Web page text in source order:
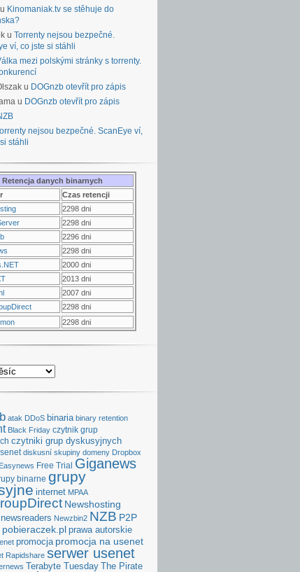
Kinomaniak.tv se stěhuje do
u Torrenty nejsou bezpečné.
ví, co jste si stáhli
mezi polskými stránky s torrenty.
u DOGnzb otevřít pro zápis
u DOGnzb otevřít pro zápis
nejsou bezpečné. ScanEye ví,
stáhli
Retencja danych binarnych
Czas retencji
2298 dni
2298 dni
2296 dni
2298 dni
2000 dni
2013 dni
2007 dni
2298 dni
2298 dni
atak DDoS binaria binary retention
Black Friday czytnik grup
czytniki grup dyskusyjnych
diskusní skupiny domeny Dropbox
Easynews Free Trial Giganews
binarne grupy
internet MPAA
Newshosting
newsreaders Newzbin2 NZB P2P
pobieraczek.pl prawa autorskie
promocja promocja na usenet
Rapidshare serwer usenet
Terabyte Tuesday The Pirate